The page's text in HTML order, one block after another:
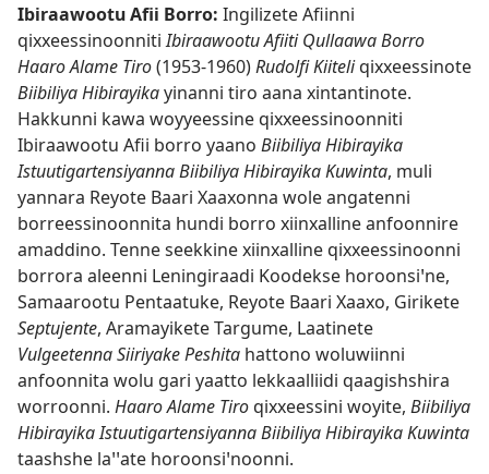
Ibiraawootu Afii Borro: Ingilizete Afiinni
qixxeessinoonnitiIbiraawootu Afiiti Qullaawa Borro
Haaro Alame Tiro(1953-1960)Rudolfi Kiiteliqixxeessinote
Biibiliya Hibirayikayinanni tiro aana xintantinote.
Hakkunni kawa woyyeessine qixxeessinoonniti
Ibiraawootu Afii borro yaano Biibiliya Hibirayika
Istuutigartensiyanna Biibiliya Hibirayika Kuwinta, muli
yannara Reyote Baari Xaaxonna wole angatenni
borreessinoonnita hundi borro xiinxalline anfoonnire
amaddino. Tenne seekkine xiinxalline qixxeessinoonni
borrora aleenni Leningiraadi Koodekse horoonsiꞌne,
Samaarootu Pentaatuke, Reyote Baari Xaaxo, Girikete
Septujente, Aramayikete Targume, Laatinete
Vulgeetenna Siiriyake Peshita hattono woluwiinni
anfoonnita wolu gari yaatto lekkaalliidi qaagishshira
worroonni. Haaro Alame Tiroqixxeessini woyite, Biibiliya
Hibirayika Istuutigartensiyanna Biibiliya Hibirayika Kuwinta
taashshe laꞌꞌate horoonsiꞌnoonni.